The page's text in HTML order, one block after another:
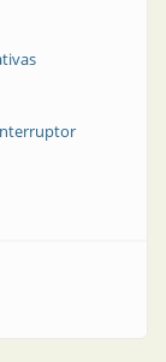
baja tensión